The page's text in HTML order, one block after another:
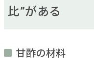
比”がある
甘酢の材料